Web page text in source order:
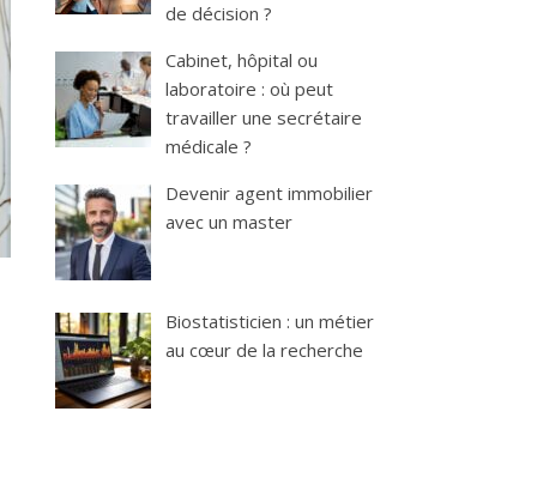
de décision ?
Cabinet, hôpital ou
laboratoire : où peut
travailler une secrétaire
médicale ?
Devenir agent immobilier
avec un master
Biostatisticien : un métier
au cœur de la recherche